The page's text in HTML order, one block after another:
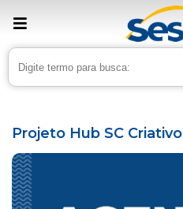
› Home › Agenda
Projeto Hub SC Criativo